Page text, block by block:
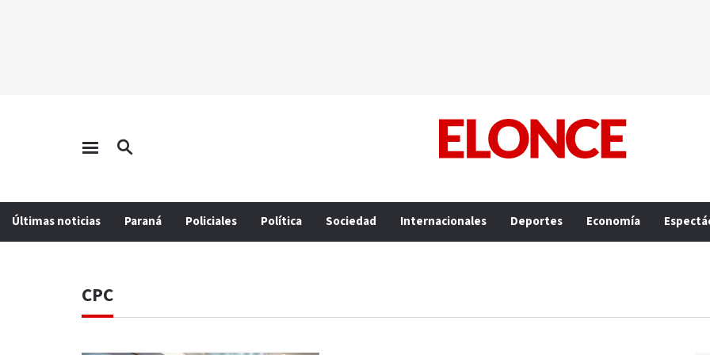
Últimas noticias Paraná Policiales Política Sociedad Internacionales Deportes Economía
CPC